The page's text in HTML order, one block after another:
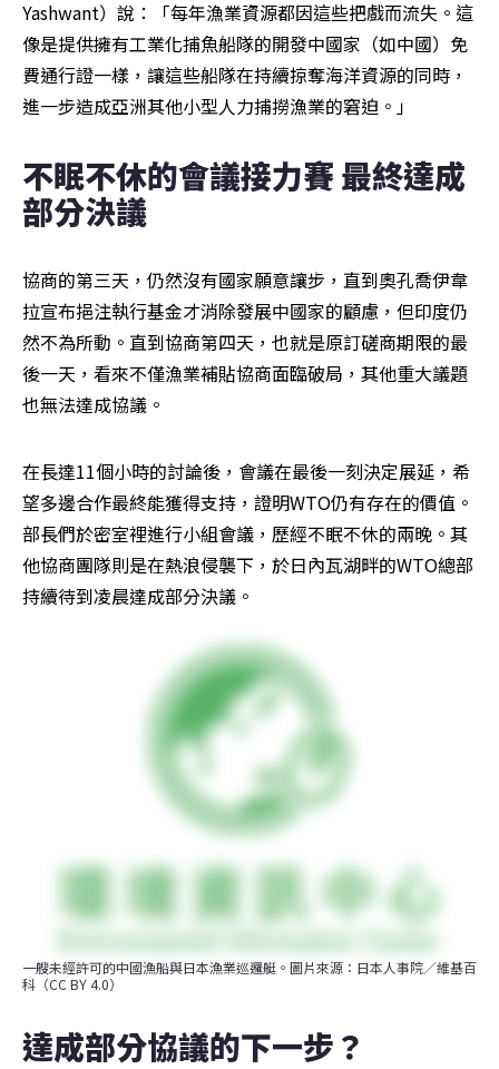
Yashwant）說：「每年漁業資源都因這些把戲而流失。這
像是提供擁有工業化捕魚船隊的開發中國家（如中國）免
費通行證一樣，讓這些船隊在持續掠奪海洋資源的同時，
進一步造成亞洲其他小型人力捕撈漁業的窘迫。」
不眠不休的會議接力賽 最終達成
部分決議
協商的第三天，仍然沒有國家願意讓步，直到奧孔喬伊韋
拉宣布挹注執行基金才消除發展中國家的顧慮，但印度仍
然不為所動。直到協商第四天，也就是原訂磋商期限的最
後一天，看來不僅漁業補貼協商面臨破局，其他重大議題
也無法達成協議。
在長達11個小時的討論後，會議在最後一刻決定展延，希
望多邊合作最終能獲得支持，證明WTO仍有存在的價值。
部長們於密室裡進行小組會議，歷經不眠不休的兩晚。其
他協商團隊則是在熱浪侵襲下，於日內瓦湖畔的WTO總部
持續待到凌晨達成部分決議。
一艘未經許可的中國漁船與日本漁業巡邏艇。圖片來源：日本人事院／維基百
科（CC BY 4.0）
達成部分協議的下一步？